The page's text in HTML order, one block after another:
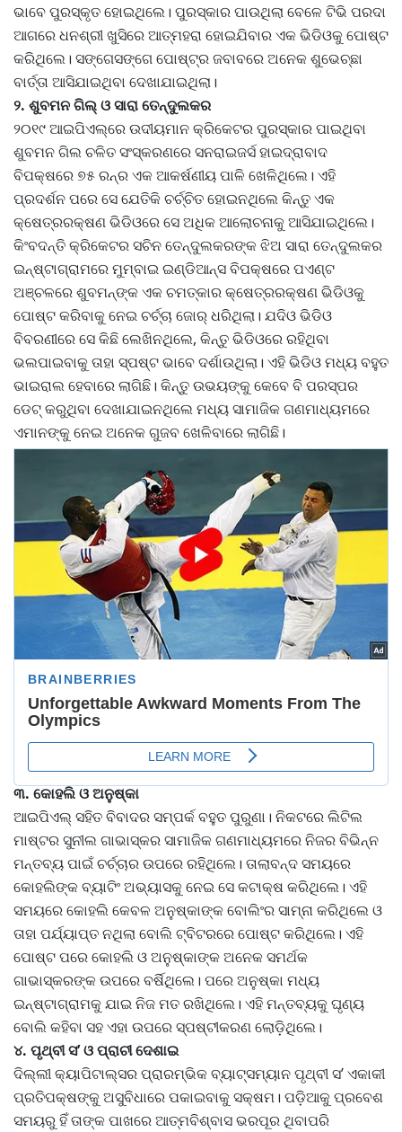
ଭାବେ ପୁରସ୍କୃତ ହୋଇଥିଲେ। ପୁରସ୍କାର ପାଉଥିଲା ବେଳେ ଟିଭି ପରଦା
ଆଗରେ ଧନଶ୍ରୀ ଖୁସିରେ ଆତ୍ମହରା ହୋଇଯିବାର ଏକ ଭିଡିଓକୁ ପୋଷ୍ଟ
କରିଥିଲେ। ସଙ୍ଗେ‌ସଙ୍ଗେ ପୋଷ୍ଟ୍‌ର ଜବାବରେ ଅନେକ ଶୁଭେଚ୍ଛା
ବାର୍ତ୍ତା ଆସିଯାଇଥିବା ଦେଖାଯାଇଥିଲା।
୨. ଶୁବମନ ଗିଲ୍‌ ଓ ସାରା ତେନ୍ଦୁଲକର
୨୦୧୯ ଆଇପିଏଲ୍‌ରେ ଉଦୀୟମାନ କ୍ରିକେଟର ପୁରସ୍କାର ପାଇଥିବା
ଶୁବମନ ଗିଲ ଚଳିତ ସଂସ୍କରଣରେ ସନରାଇଜର୍ସ ହାଇଦ୍ରାବାଦ
ବିପକ୍ଷରେ ୭୫ ରନ୍‌ର ଏକ ଆକର୍ଷଣୀୟ ପାଳି ଖେଳିଥିଲେ। ଏହି
ପ୍ରଦର୍ଶନ ପରେ ସେ ଯେତିକି ଚର୍ଚ୍ଚିତ ହୋଇନଥିଲେ କିନ୍ତୁ ଏକ
କ୍ଷେତ୍ରରକ୍ଷଣ ଭିଡିଓରେ ସେ ଅଧିକ ଆଲୋଚନାକୁ ଆସିଯାଇଥିଲେ।
କିଂବଦନ୍ତି କ୍ରିକେଟର ସଚିନ ତେନ୍ଦୁଲକରଙ୍କ ଝିଅ ସାରା ତେନ୍ଦୁଲକର
ଇନ୍‌ଷ୍ଟାଗ୍ରାମରେ ମୁମ୍ବାଇ ଇଣ୍ଡିଆନ୍ସ ବିପକ୍ଷରେ ପଏଣ୍ଟ
ଅଞ୍ଚଳରେ ଶୁବମନ୍‌ଙ୍କ ଏକ ଚମତ୍କାର କ୍ଷେତ୍ରରକ୍ଷଣ ଭିଡିଓକୁ
ପୋଷ୍ଟ କରିବାକୁ ନେଇ ଚର୍ଚ୍ଚା ଜୋର୍‌ ଧରିଥିଲା। ଯଦିଓ ଭିଡିଓ
ବିବରଣୀରେ ସେ କିଛି ଲେଖିନଥିଲେ, କିନ୍ତୁ ଭିଡିଓରେ ରହିଥିବା
ଭଲପାଇବାକୁ ତାହା ସ୍ପଷ୍ଟ ଭାବେ ଦର୍ଶାଉଥିଲା। ଏହି ଭିଡିଓ ମଧ୍ୟ ବହୁତ
ଭାଇରାଲ ହେବାରେ ଲାଗିଛି। କିନ୍ତୁ ଉଭୟଙ୍କୁ କେବେ ବି ପରସ୍ପର
ଡେଟ୍‌ କରୁଥିବା ଦେଖାଯାଇନଥିଲେ ମଧ୍ୟ ସାମାଜିକ ଗଣମାଧ୍ୟମରେ
ଏମାନଙ୍କୁ ନେଇ ଅନେକ ଗୁଜବ ଖେଳିବାରେ ଲାଗିଛି।
୩. କୋହଲି ଓ ଅନୁଷ୍କା
ଆଇପିଏଲ୍‌ ସହିତ ବିବାଦର ସମ୍ପର୍କ ବହୁତ ପୁରୁଣା। ନିକଟରେ ଲିଟିଲ
ମାଷ୍ଟର ସୁନୀଲ ଗାଭାସ୍କର ସାମାଜିକ ଗଣମାଧ୍ୟମରେ ନିଜର ବିଭିନ୍ନ
ମନ୍ତବ୍ୟ ପାଇଁ ଚର୍ଚ୍ଚାର ଉପରେ ରହିଥିଲେ। ତାଲାବନ୍ଦ ସମୟରେ
କୋହଲିଙ୍କ ବ୍ୟାଟିଂ ଅଭ୍ୟାସକୁ ନେଇ ସେ କଟାକ୍ଷ କରିଥିଲେ। ଏହି
ସମୟରେ କୋହଲି କେବଳ ଅନୁଷ୍କାଙ୍କ ବୋଲିଂର ସାମ୍ନା କରିଥିଲେ ଓ
ତାହା ପର୍ଯ୍ୟାପ୍ତ ନଥିଲା ବୋଲି ଟ୍ବିଟରରେ ପୋଷ୍ଟ କରିଥିଲେ। ଏହି
ପୋଷ୍ଟ ପରେ କୋହଲି ଓ ଅନୁଷ୍କାଙ୍କ ଅନେକ ସମର୍ଥକ
ଗାଭାସ୍କରଙ୍କ ଉପରେ ବର୍ଷିଥିଲେ। ପରେ ଅନୁଷ୍କା ମଧ୍ୟ
ଇନ୍‌ଷ୍ଟାଗ୍ରାମକୁ ଯାଇ ନିଜ ମତ ରଖିଥିଲେ। ଏହି ମନ୍ତବ୍ୟକୁ ଘୃଣ୍ୟ
ବୋଲି କହିବା ସହ ଏହା ଉପରେ ସ୍ପଷ୍ଟୀକରଣ ଲୋଡ଼ିଥିଲେ।
୪. ପୃଥ୍ବୀ ସ’ ଓ ପ୍ରାଚୀ ଦେଶାଇ
ଦିଲ୍ଲୀ କ୍ୟାପିଟାଲ୍ସର ପ୍ରାରମ୍ଭିକ ‌ବ୍ୟାଟ୍ସମ୍ୟାନ ପୃଥ୍ବୀ ସ’ ଏକାକୀ
ପ୍ରତିପକ୍ଷଙ୍କୁ ଅସୁବିଧାରେ ପକାଇବାକୁ ସକ୍ଷମ। ପଡ଼ିଆକୁ ପ୍ରବେଶ
ସମୟରୁ ହିଁ ତାଙ୍କ ପାଖରେ ଆତ୍ମବିଶ୍ବାସ ଭରପୂର ଥିବାପରି